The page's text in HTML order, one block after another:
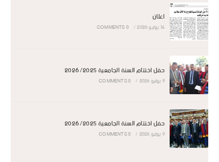
اعلان
14 يوليو 2026 /
0 COMMENTS
حفل اختتام السنة الجامعية 2026/2025
9 يوليو 2026 /
0 COMMENTS
حفل اختتام السنة الجامعية 2026/2025
9 يوليو 2026 /
0 COMMENTS